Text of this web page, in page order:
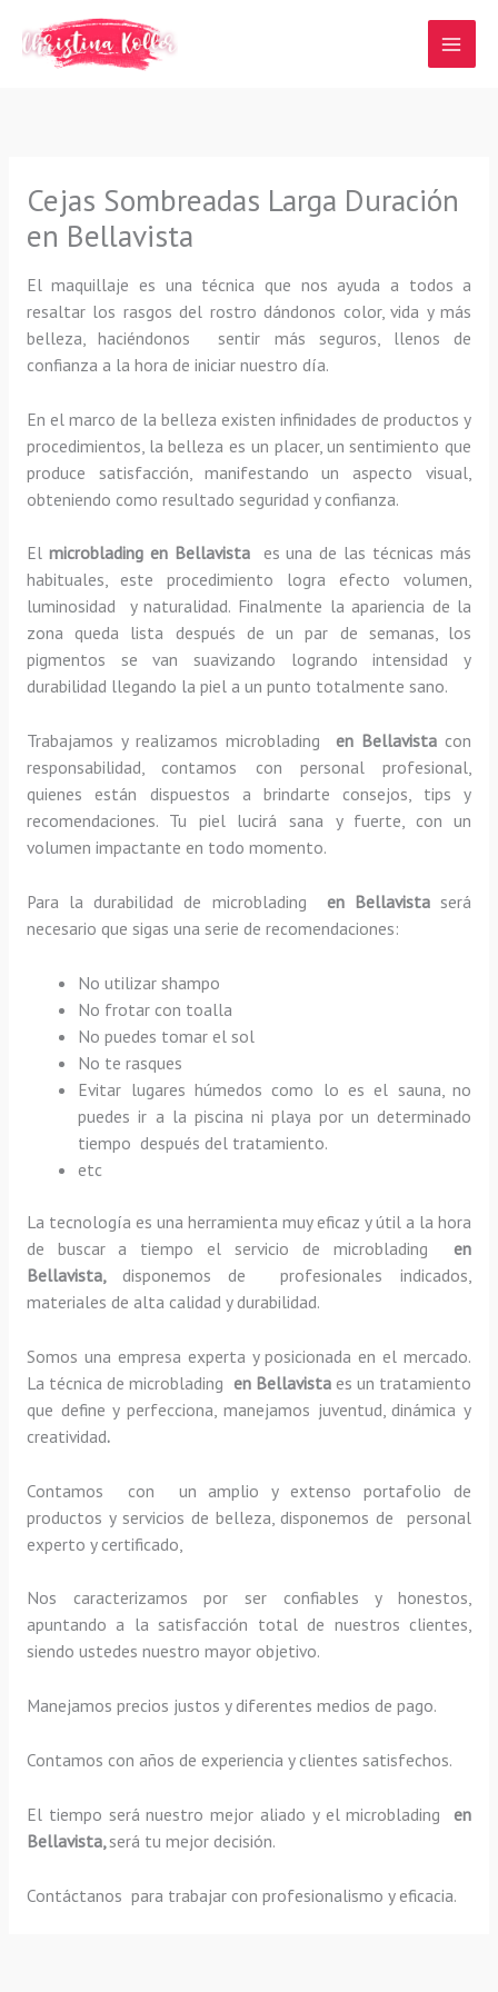
contenido
Cejas Sombreadas Larga Duración
en Bellavista
El maquillaje es una técnica que nos ayuda a todos a
resaltar los rasgos del rostro dándonos color, vida y más
belleza, haciéndonos sentir más seguros, llenos de
confianza a la hora de iniciar nuestro día.
En el marco de la belleza existen infinidades de productos y
procedimientos, la belleza es un placer, un sentimiento que
produce satisfacción, manifestando un aspecto visual,
obteniendo como resultado seguridad y confianza.
El microblading en Bellavista es una de las técnicas más
habituales, este procedimiento logra efecto volumen,
luminosidad y naturalidad. Finalmente la apariencia de la
zona queda lista después de un par de semanas, los
pigmentos se van suavizando logrando intensidad y
durabilidad llegando la piel a un punto totalmente sano.
Trabajamos y realizamos microblading en Bellavista con
responsabilidad, contamos con personal profesional,
quienes están dispuestos a brindarte consejos, tips y
recomendaciones. Tu piel lucirá sana y fuerte, con un
volumen impactante en todo momento.
Para la durabilidad de microblading en Bellavista será
necesario que sigas una serie de recomendaciones:
No utilizar shampo
No frotar con toalla
No puedes tomar el sol
No te rasques
Evitar lugares húmedos como lo es el sauna, no
puedes ir a la piscina ni playa por un determinado
tiempo después del tratamiento.
etc
La tecnología es una herramienta muy eficaz y útil a la hora
de buscar a tiempo el servicio de microblading en
Bellavista, disponemos de profesionales indicados,
materiales de alta calidad y durabilidad.
Somos una empresa experta y posicionada en el mercado.
La técnica de microblading en Bellavista es un tratamiento
que define y perfecciona, manejamos juventud, dinámica y
creatividad.
Contamos con un amplio y extenso portafolio de
productos y servicios de belleza, disponemos de personal
experto y certificado,
Nos caracterizamos por ser confiables y honestos,
apuntando a la satisfacción total de nuestros clientes,
siendo ustedes nuestro mayor objetivo.
Manejamos precios justos y diferentes medios de pago.
Contamos con años de experiencia y clientes satisfechos.
El tiempo será nuestro mejor aliado y elmicroblading en
Bellavista, será tu mejor decisión.
Contáctanos para trabajar con profesionalismo y eficacia.